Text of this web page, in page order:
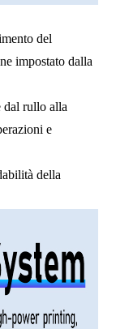
del
impostato dalla
dal rullo alla
e
della